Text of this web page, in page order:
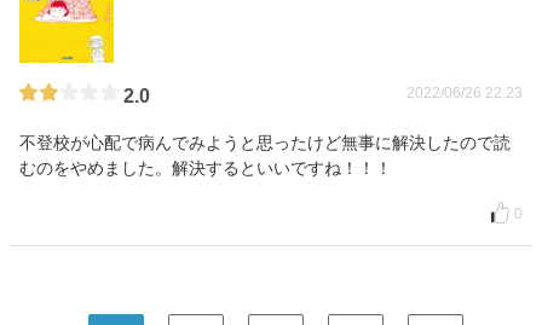
2.0 2022/06/26 22:23
不登校が心配で病んでみようと思ったけど無事に解決したので読
むのをやめました。解決するといいですね！！！
0